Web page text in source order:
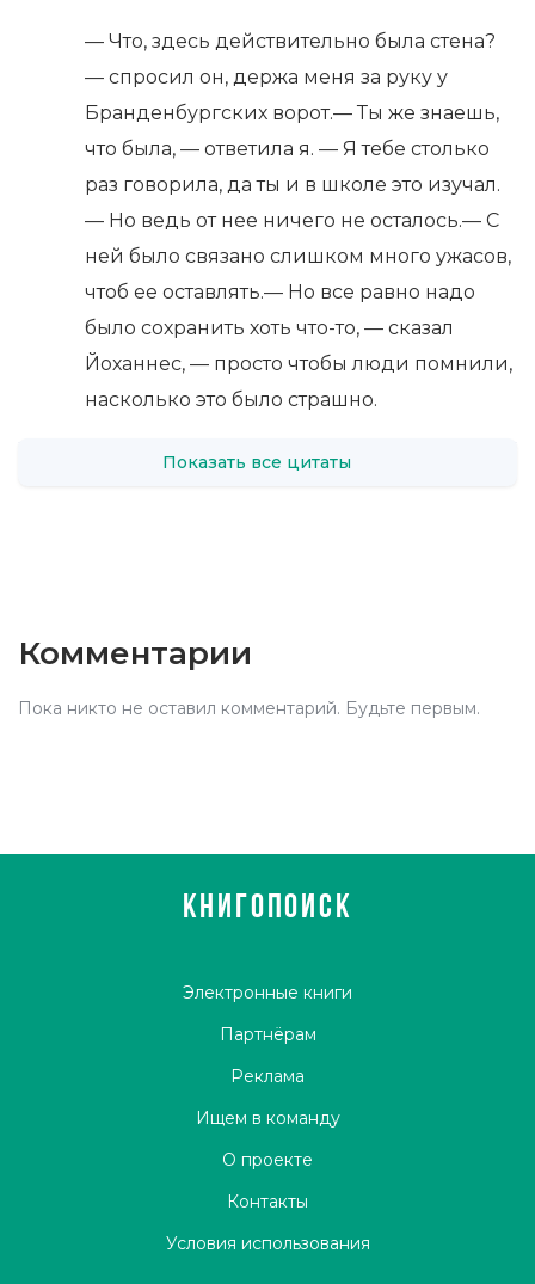
— Что, здесь действительно была стена?
— спросил он, держа меня за руку у
Бранденбургских ворот.— Ты же знаешь,
что была, — ответила я. — Я тебе столько
раз говорила, да ты и в школе это изучал.
— Но ведь от нее ничего не осталось.— С
ней было связано слишком много ужасов,
чтоб ее оставлять.— Но все равно надо
было сохранить хоть что-то, — сказал
Йоханнес, — просто чтобы люди помнили,
насколько это было страшно.
Показать все цитаты
Комментарии
Пока никто не оставил комментарий. Будьте первым.
КНИГОПОИСК
Электронные книги
Партнёрам
Реклама
Ищем в команду
О проекте
Контакты
Условия использования